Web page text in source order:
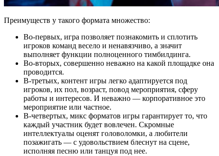
Преимуществ у такого формата множество:
Во-первых, игра позволяет познакомить и сплотить
игроков команд весело и ненавязчиво, а значит
выполняет функции полноценного тимбилдинга.
Во-вторых, совершенно неважно на какой площадке она
проводится.
В-третьих, контент игры легко адаптируется под
игроков, их пол, возраст, повод мероприятия, сферу
работы и интересов. И неважно — корпоративное это
мероприятие или частное.
В-четвертых, микс форматов игры гарантирует то, что
каждый участник будет вовлечен. Скромные
интеллектуалы оценят головоломки, а любители
позажигать — с удовольствием блеснут на сцене,
исполняя песню или танцуя под нее.